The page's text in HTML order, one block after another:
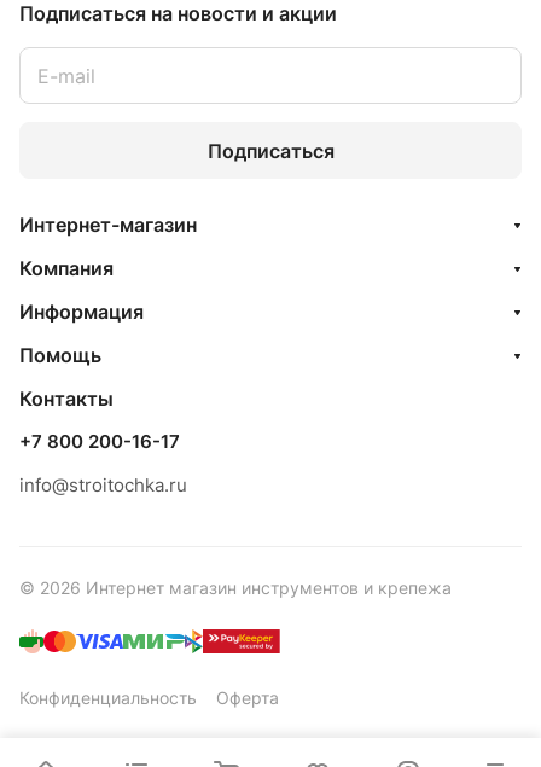
Подписаться на новости и акции
Подписаться
Интернет-магазин
Компания
Информация
Помощь
Контакты
+7 800 200-16-17
info@stroitochka.ru
© 2026 Интернет магазин инструментов и крепежа
Конфиденциальность Оферта